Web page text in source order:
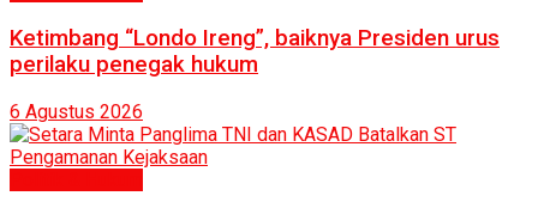
Ketimbang “Londo Ireng”, baiknya Presiden urus
perilaku penegak hukum
6 Agustus 2026